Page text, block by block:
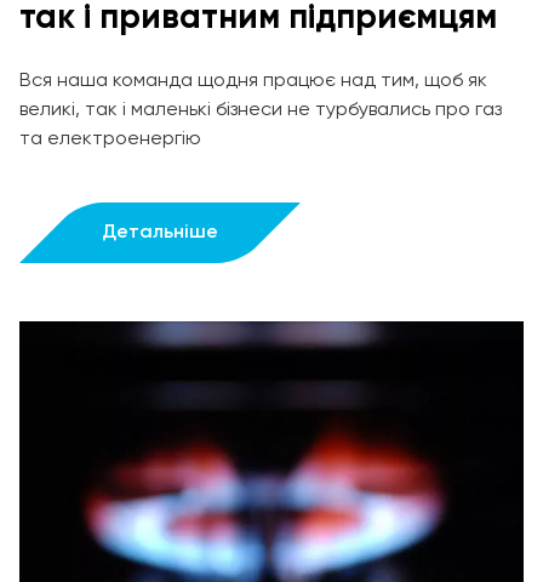
так і приватним підприємцям
Вся наша команда щодня працює над тим, щоб як
великі, так і маленькі бізнеси не турбувались про газ
та електроенергію
Детальніше